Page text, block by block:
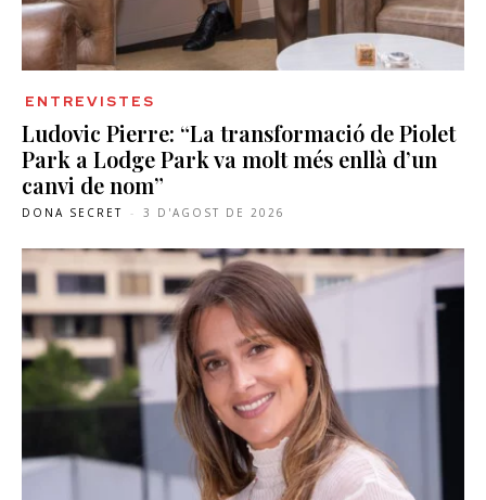
ENTREVISTES
Ludovic Pierre: “La transformació de Piolet
Park a Lodge Park va molt més enllà d’un
canvi de nom”
DONA SECRET - 3 D'AGOST DE 2026